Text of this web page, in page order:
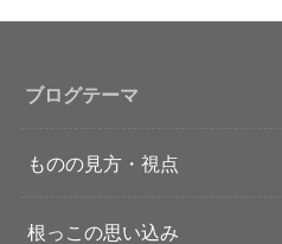
ブログテーマ
ものの見方・視点
根っこの思い込み